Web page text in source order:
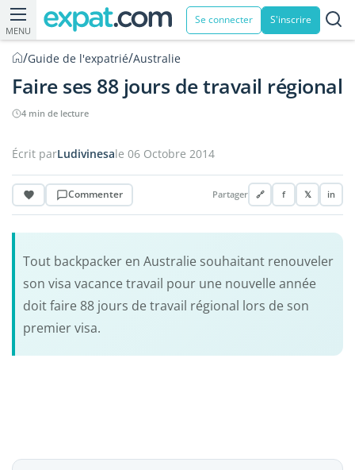
MENU
Se connecter S'inscrire
/Guide de l'expatrié/Australie
Faire ses 88 jours de travail régional
4 min de lecture
Écrit parLudivinesale 06 Octobre 2014
Commenter Partager 🔗 f 𝕏 in
Tout backpacker en Australie souhaitant renouveler
son visa vacance travail pour une nouvelle année
doit faire 88 jours de travail régional lors de son
premier visa.